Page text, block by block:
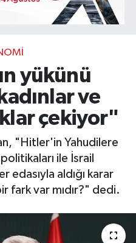
yükünü
ve
çekiyor"
"Hitler'in Yahudilere
ile İsrail
edasıyla aldığı karar
fark var mıdır?" dedi.